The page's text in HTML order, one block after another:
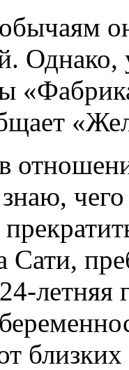
Однако,
Сати,
летняя
близких